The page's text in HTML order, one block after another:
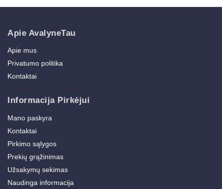
Apie AvalyneTau
Apie mus
Privatumo politika
Kontaktai
Informacija Pirkėjui
Mano paskyra
Kontaktai
Pirkimo sąlygos
Prekių grąžinimas
Užsakymų sekimas
Naudinga informacija